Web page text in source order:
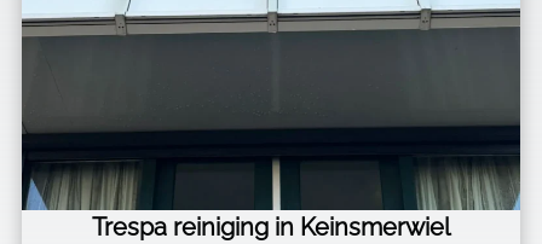
Trespa reiniging in Keinsmerwiel